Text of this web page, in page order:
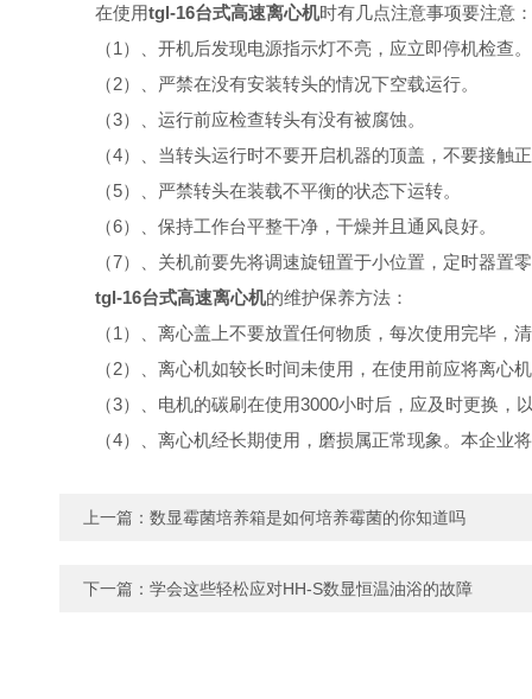
在使用tgl-16台式高速离心机时有几点注意事项要注意：
（1）、开机后发现电源指示灯不亮，应立即停机检查。
（2）、严禁在没有安装转头的情况下空载运行。
（3）、运行前应检查转头有没有被腐蚀。
（4）、当转头运行时不要开启机器的顶盖，不要接触正在
（5）、严禁转头在装载不平衡的状态下运转。
（6）、保持工作台平整干净，干燥并且通风良好。
（7）、关机前要先将调速旋钮置于小位置，定时器置零
tgl-16台式高速离心机的维护保养方法：
（1）、离心盖上不要放置任何物质，每次使用完毕，清
（2）、离心机如较长时间未使用，在使用前应将离心机盖
（3）、电机的碳刷在使用3000小时后，应及时更换，
（4）、离心机经长期使用，磨损属正常现象。本企业将
上一篇： 数显霉菌培养箱是如何培养霉菌的你知道吗
下一篇： 学会这些轻松应对HH-S数显恒温油浴的故障